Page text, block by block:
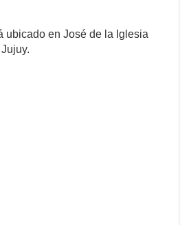
ubicado en José de la Iglesia